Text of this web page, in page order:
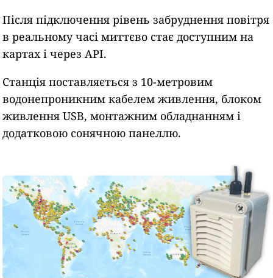
Після підключення рівень забруднення повітря
в реальному часі миттєво стає доступним на
картах і через API.
Станція поставляється з 10-метровим
водонепроникним кабелем живлення, блоком
живлення USB, монтажним обладнанням і
додатковою сонячною панеллю.